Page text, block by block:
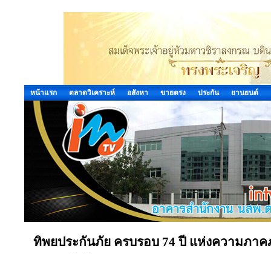
หน้าแรก ตลาดวิเคราะห์ อสังหา ขายตรง ประกัน ยานยนต์
ทิพยประกันภัย ครบรอบ 74 ปี แห่งความภาค